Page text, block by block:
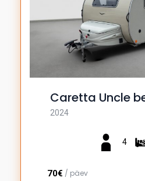
Caretta Uncle
2024
4
70€ / päev